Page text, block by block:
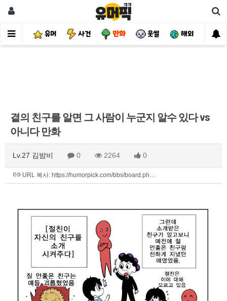
유머 사건 만화 웃썰 해외 핫
곁의 친구를 알면 그 사람이 누군지 알수 있다 vs
아니다 만화
Lv.27 김밤비 0 2264 0
URL 복사: https://humorpick.com/bbs/board.ph…